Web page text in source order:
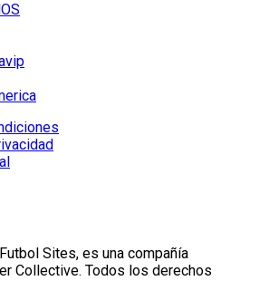
Sites, es una compañía
Collective. Todos los derechos